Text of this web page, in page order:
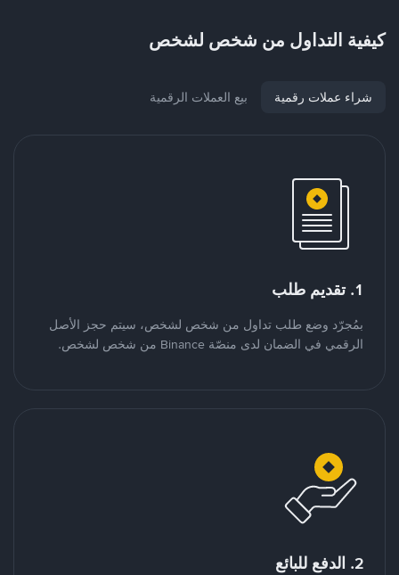
كيفية التداول من شخص لشخص
شراء عملات رقمية بيع العملات الرقمية
1. تقديم طلب
بمُجرّد وضع طلب تداول من شخص لشخص، سيتم حجز الأصل
الرقمي في الضمان لدى منصّة Binance من شخص لشخص.
2. الدفع للبائع